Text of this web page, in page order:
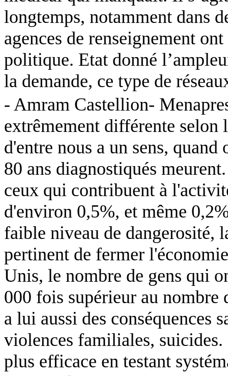
longtemps, notamment dans
agences de renseignement
politique. Etat donné
la demande, ce type de
- Amram Castellion-
extrêmement différente selon
d'entre nous a un sens,
80 ans diagnostiqués
ceux qui contribuent à
d'environ 0,5%, et même
faible niveau de dangerosité,
pertinent de fermer
Unis, le nombre de gens qui
000 fois supérieur au nombre
a lui aussi des conséquences
violences familiales, suicides.
plus efficace en testant